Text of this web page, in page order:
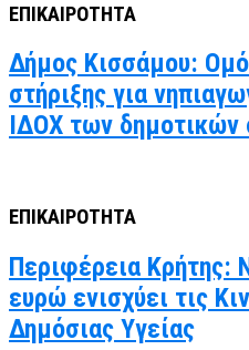
ΕΠΙΚΑΙΡΟΤΗΤΑ
Δήμος Κισσάμου:
στήριξης για
ΙΔΟΧ των
ΕΠΙΚΑΙΡΟΤΗΤΑ
Περιφέρεια Κρήτης:
ευρώ ενισχύει τις
Δημόσιας Υγείας